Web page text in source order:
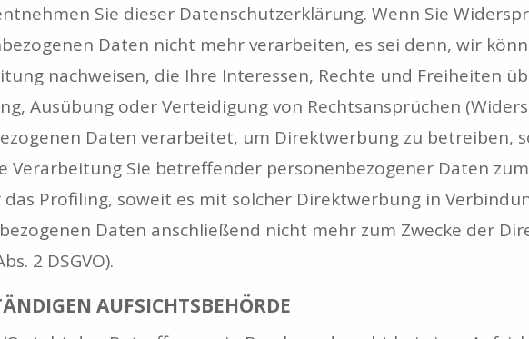
Sie dieser Datenschutzerklärung. Wenn Sie
Daten nicht mehr verarbeiten, es sei denn, wir
nachweisen, die Ihre Interessen, Rechte und Freiheiten
Ausübung oder Verteidigung von Rechtsansprüchen
Daten verarbeitet, um Direktwerbung zu betreiben,
Verarbeitung Sie betreffender personenbezogener Daten
Profiling, soweit es mit solcher Direktwerbung in
Daten anschließend nicht mehr zum Zwecke der
2 DSGVO).
AUFSICHTSBEHÖRDE